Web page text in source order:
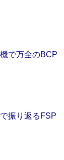
で万全のBCP
振り返るFSP